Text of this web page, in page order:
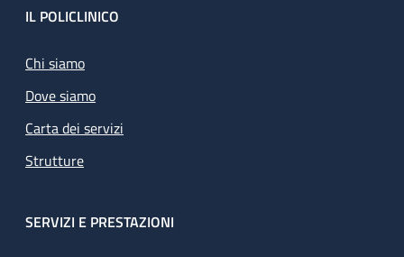
Footer
IL POLICLINICO
Chi siamo
Dove siamo
Carta dei servizi
Strutture
SERVIZI E PRESTAZIONI